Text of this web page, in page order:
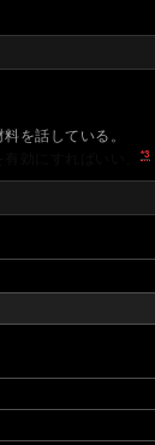
を話している。
*3